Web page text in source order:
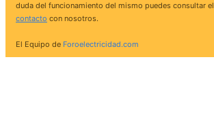
duda del funcionamiento del mismo puedes consultar el
contacto con nosotros.
El Equipo de Foroelectricidad.com